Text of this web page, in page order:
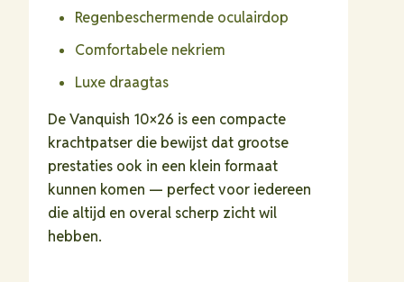
Regenbeschermende oculairdop
Comfortabele nekriem
Luxe draagtas
De Vanquish 10×26 is een compacte
krachtpatser die bewijst dat grootse
prestaties ook in een klein formaat
kunnen komen — perfect voor iedereen
die altijd en overal scherp zicht wil
hebben.